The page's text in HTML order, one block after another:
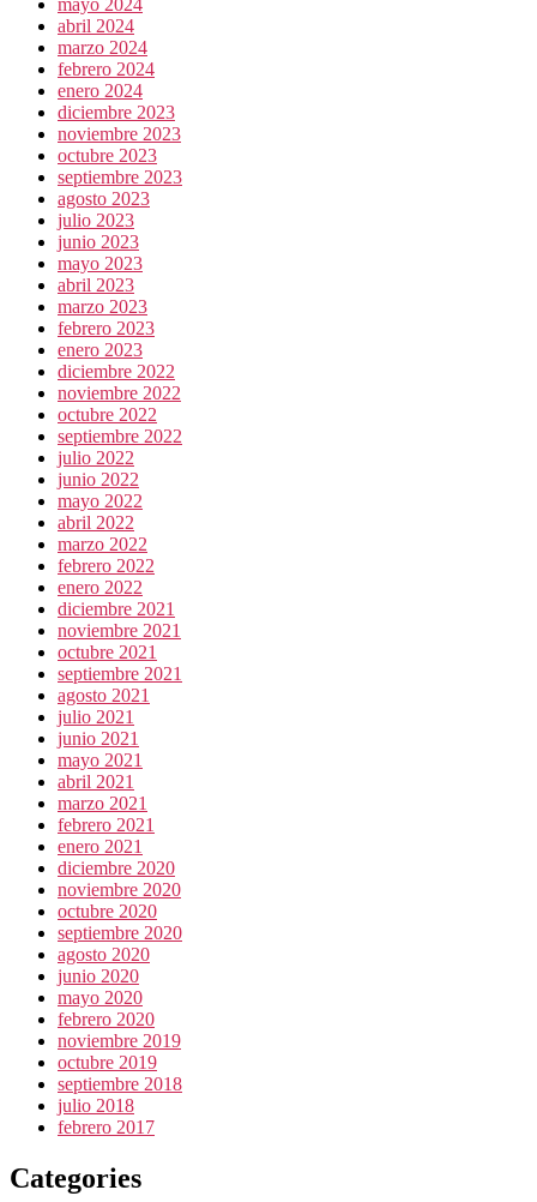
mayo 2024
abril 2024
marzo 2024
febrero 2024
enero 2024
diciembre 2023
noviembre 2023
octubre 2023
septiembre 2023
agosto 2023
julio 2023
junio 2023
mayo 2023
abril 2023
marzo 2023
febrero 2023
enero 2023
diciembre 2022
noviembre 2022
octubre 2022
septiembre 2022
julio 2022
junio 2022
mayo 2022
abril 2022
marzo 2022
febrero 2022
enero 2022
diciembre 2021
noviembre 2021
octubre 2021
septiembre 2021
agosto 2021
julio 2021
junio 2021
mayo 2021
abril 2021
marzo 2021
febrero 2021
enero 2021
diciembre 2020
noviembre 2020
octubre 2020
septiembre 2020
agosto 2020
junio 2020
mayo 2020
febrero 2020
noviembre 2019
octubre 2019
septiembre 2018
julio 2018
febrero 2017
Categories